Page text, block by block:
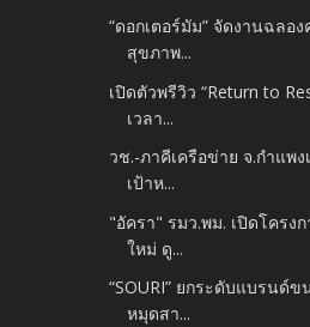
“ดอกเตอร์มัม” จัดงานฉลอ
สุขภาพ...
เปิดตัวพรีวิว “Return to
เวลา...
วช.-ภาคีเครือข่าย จ.กำแพ
เป้าห...
"อัครา" รมว.พม. เปิดโครง
ใหม่ ดู...
“SOURI” ยกระดับแบรนด์
หมุดสา...